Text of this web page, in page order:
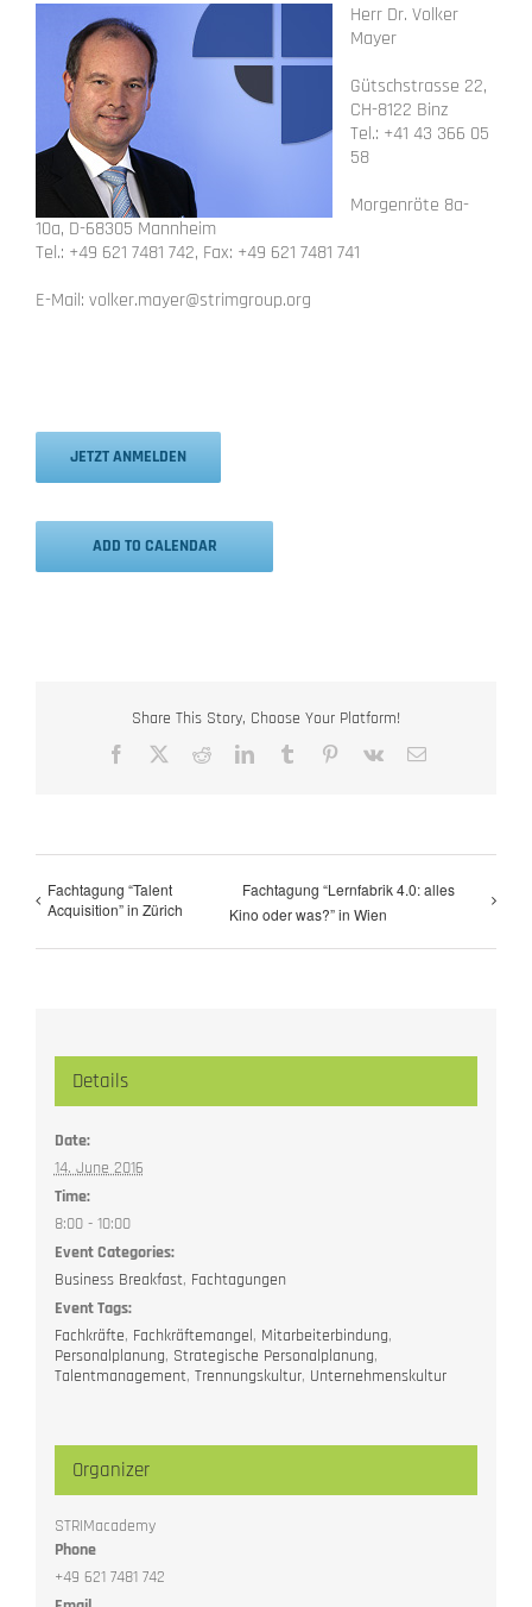
Herr Dr. Volker
Mayer
Gütschstrasse 22,
CH-8122 Binz
Tel.: +41 43 366 05
58
Morgenröte 8a-
10a, D-68305 Mannheim
Tel.: +49 621 7481 742, Fax: +49 621 7481 741
E-Mail: volker.mayer@strimgroup.org
JETZT ANMELDEN
ADD TO CALENDAR
Share This Story, Choose Your Platform!
Facebook RedditLinkedInTumblr Pinterest
Vk Email
Fachtagung “Talent
Acquisition” in Zürich
Fachtagung “Lernfabrik 4.0: alles
Kino oder was?” in Wien
Details
Date:
14. June 2016
Time:
8:00 - 10:00
Event Categories:
Business Breakfast, Fachtagungen
Event Tags:
Fachkräfte, Fachkräftemangel, Mitarbeiterbindung,
Personalplanung, Strategische Personalplanung,
Talentmanagement, Trennungskultur, Unternehmenskultur
Organizer
STRIMacademy
Phone
+49 621 7481 742